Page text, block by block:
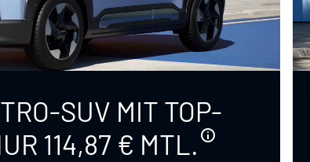
SUV MIT TOP-
114,87 € MTL.